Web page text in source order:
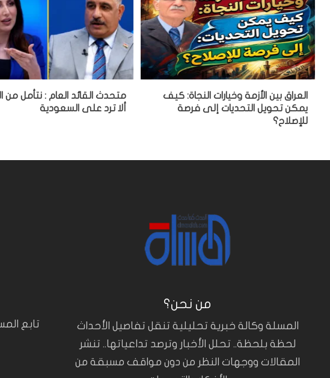
العراق بين الأزمة وخيارات النجاة: كيف
يمكن تحويل التحديات إلى فرصة
للإصلاح؟
متحدث القائد العام : نتأمل من
ألا ترد على السعودية
تابع
من نحن؟
المسلة وكالة خبرية تحليلية تنقل تفاصيل الأحداث
لحظة بلحظة.. تحلل الأخبار وترصد تداعياتها.. تنشر
المقالات ووجهات النظر من دون مواقف مسبقة من